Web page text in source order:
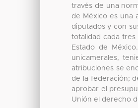
través de una
de México es una
diputados y con
totalidad cada
Estado de
unicamerales,
atribuciones se
de la federación;
aprobar el
Unión el derecho